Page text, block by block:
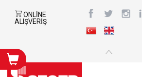
ONLİNE
ALIŞVERİŞ